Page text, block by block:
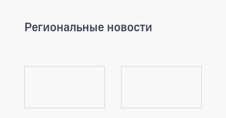
Региональные новости